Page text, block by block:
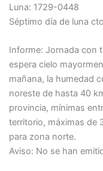
Luna: 1729-0448
Séptimo día de luna
Informe: Jornada con
espera cielo
mañana, la humedad
noreste de hasta 40
provincia, mínimas
territorio, máximas de
para zona norte.
Aviso: No se han